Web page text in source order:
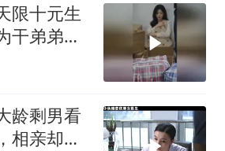
限十元生
干弟弟买
龄剩男看
相亲却闹